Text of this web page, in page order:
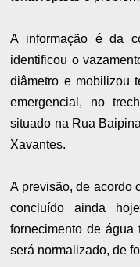
A informação é da
identificou o
diâmetro e mobilizou
emergencial, no
situado na Rua
Xavantes.
A previsão, de acordo
concluído ainda
fornecimento de água
será normalizado, de